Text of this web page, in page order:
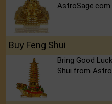
AstroSage.com
Buy Feng Shui
Bring Good
Shui.from